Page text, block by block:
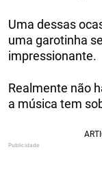
Uma dessas
uma garotinha
impressionante.
Realmente não
a música tem